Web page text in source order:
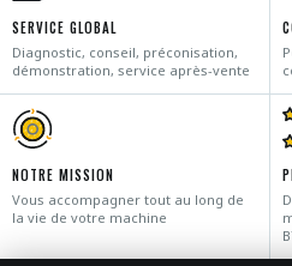
SERVICE GLOBAL
Diagnostic, conseil, préconisation,
démonstration, service après-vente
NOTRE MISSION
Vous accompagner tout au long de
la vie de votre machine